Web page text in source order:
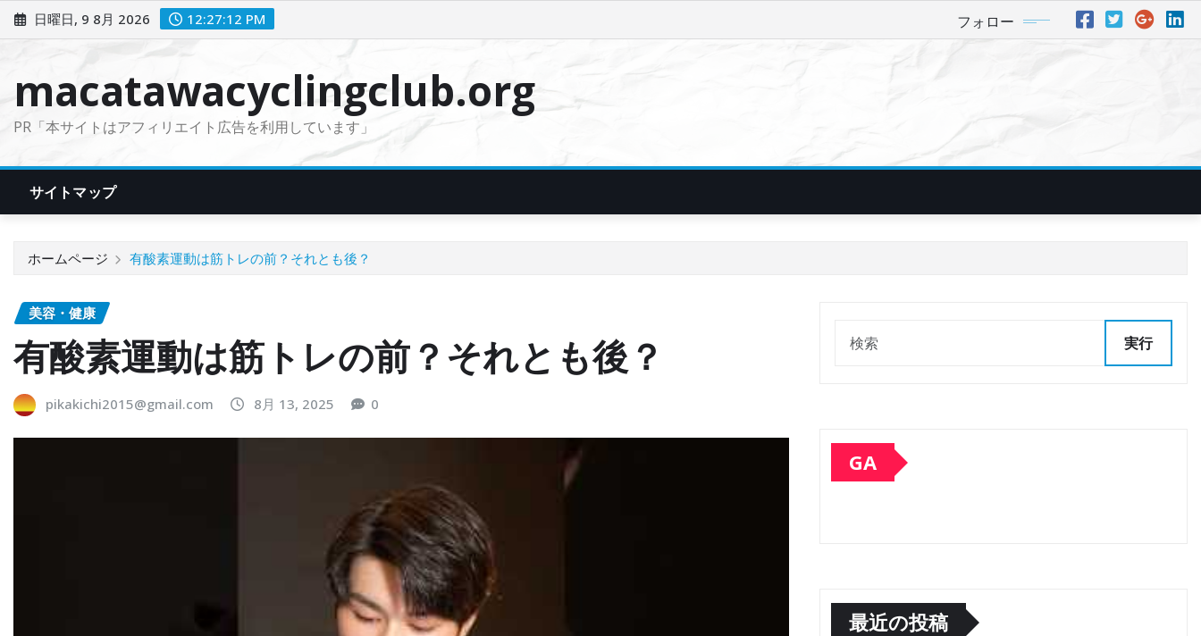
ン
日曜日, 9 8月 2026 12:27:13 PM フォロー
macatawacyclingclub.org
PR「本サイトはアフィリエイト広告を利用しています」
サイトマップ
ホームページ 有酸素運動は筋トレの前？それとも後？
美容・健康
有酸素運動は筋トレの前？それとも後？
pikakichi2015@gmail.com 8月 13, 2025 0
実行
GA
最近の投稿